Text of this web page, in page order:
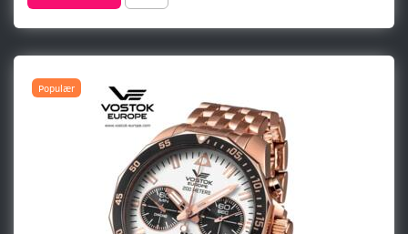
Populær